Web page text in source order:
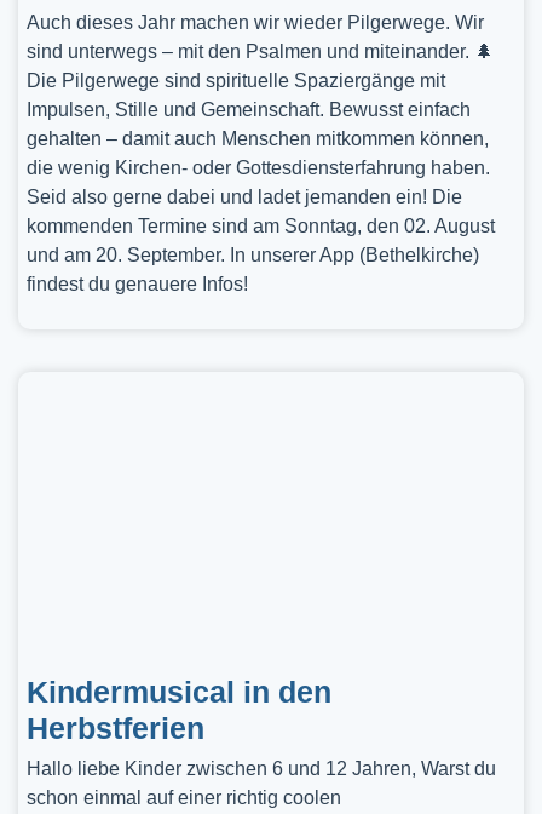
Auch dieses Jahr machen wir wieder Pilgerwege. Wir
sind unterwegs – mit den Psalmen und miteinander. 🌲
Die Pilgerwege sind spirituelle Spaziergänge mit
Impulsen, Stille und Gemeinschaft. Bewusst einfach
gehalten – damit auch Menschen mitkommen können,
die wenig Kirchen- oder Gottesdiensterfahrung haben.
Seid also gerne dabei und ladet jemanden ein! Die
kommenden Termine sind am Sonntag, den 02. August
und am 20. September. In unserer App (Bethelkirche)
findest du genauere Infos!
Kindermusical in den
Herbstferien
Hallo liebe Kinder zwischen 6 und 12 Jahren, Warst du
schon einmal auf einer richtig coolen